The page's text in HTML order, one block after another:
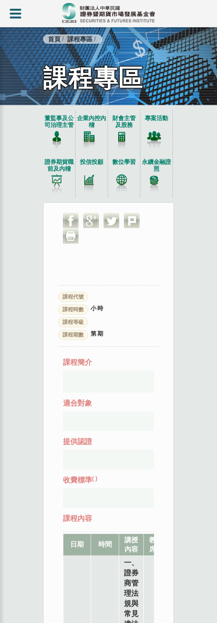
首頁 課程專區
課程專區
董監事及公
司治理主管
企業內控內
稽
財會主管
及股務
專案活動
證券期貨職
前及內稽
投信投顧 數位學習
永續金融證
照
課程代號
課程時數 小時
課程等級
課程期數 第期
課程簡介
適合對象
提供認證
收費標準( )
課程內容
日期 時間
講授
內容
教
席
一、
證券
商管
理法
規與
常見